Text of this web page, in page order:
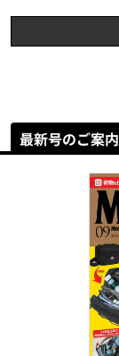
最新号のご案内